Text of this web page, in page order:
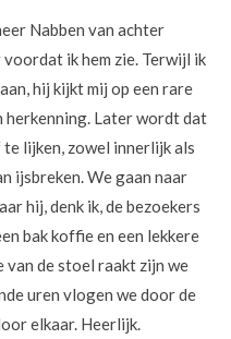
Nabben van achter
ik hem zie. Terwijl ik
hij kijkt mij op een rare
herkenning. Later wordt dat
lijken, zowel innerlijk als
ijsbreken. We gaan naar
hij, denk ik, de bezoekers
bak koffie en een lekkere
van de stoel raakt zijn we
uren vlogen we door de
elkaar. Heerlijk.